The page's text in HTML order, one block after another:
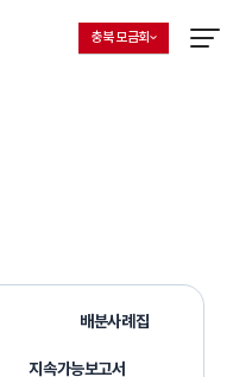
지회 선택 목록 열기
현재 선택된 지회
충북 모금회
배분사례집
지속가능보고서